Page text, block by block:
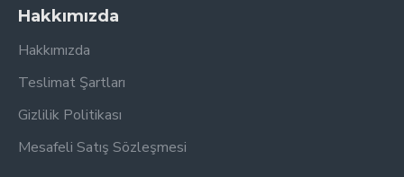
Hakkımızda
Hakkımızda
Teslimat Şartları
Gizlilik Politikası
Mesafeli Satış Sözleşmesi